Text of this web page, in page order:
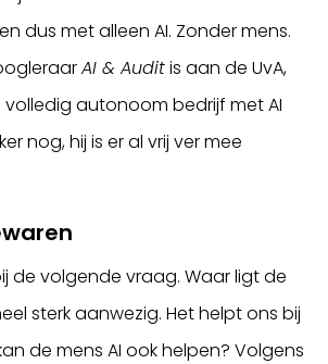
dus met alleen AI. Zonder mens.
AI & Auditis aan de UvA,
autonoom bedrijf met AI
nog, hij is er al vrij ver mee
de volgende vraag. Waar ligt de
sterk aanwezig. Het helpt ons bij
de mens AI ook helpen? Volgens